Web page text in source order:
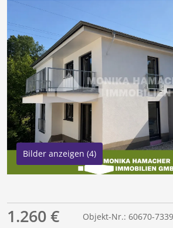
Bilder anzeigen (4)
1.260 € Objekt-Nr.: 60670-7339